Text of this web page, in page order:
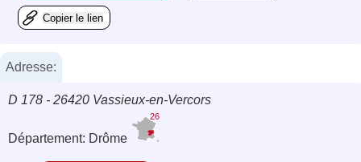
Copier le lien
Adresse:
D 178 - 26420 Vassieux-en-Vercors
Département: Drôme
26